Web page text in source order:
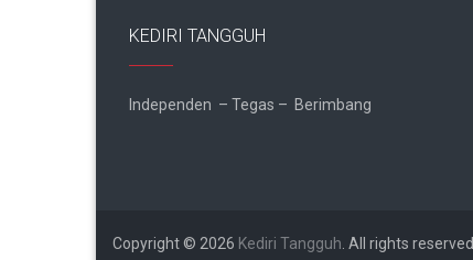
KEDIRI TANGGUH
Independen – Tegas – Berimbang
Copyright © 2026 Kediri Tangguh . All rights reserved.